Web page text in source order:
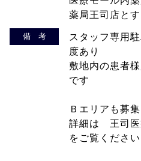
薬局王司店とす
備 考
スタッフ専用
度あり
敷地内の患者
です
Ｂエリアも募
詳細は 王司医
をご覧ください